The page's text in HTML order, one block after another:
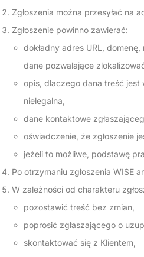
Zgłoszenia można przesyłać na
Zgłoszenie powinno zawierać:
dokładny adres URL,
dane pozwalające
opis, dlaczego dana treść jest
nielegalna,
dane kontaktowe
oświadczenie, że zgłoszenie
jeżeli to możliwe, podstawę
Po otrzymaniu zgłoszenia WISE
W zależności od charakteru
pozostawić treść bez zmian,
poprosić zgłaszającego o
skontaktować się z Klientem,